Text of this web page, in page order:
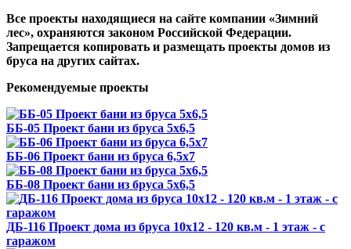
Все проекты находящиеся на сайте компании «Зимний
лес», охраняются законом Российской Федерации.
Запрещается копировать и размещать проекты домов из
бруса на других сайтах.
Рекомендуемые проекты
ББ-05 Проект бани из бруса 5х6,5
ББ-06 Проект бани из бруса 6,5х7
ББ-08 Проект бани из бруса 5х6,5
ДБ-116 Проект дома из бруса 10х12 - 120 кв.м - 1 этаж - с
гаражом